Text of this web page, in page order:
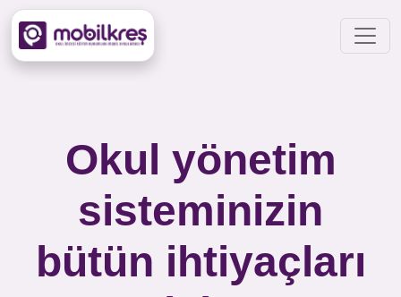
Okul yönetim
sisteminizin
bütün ihtiyaçları